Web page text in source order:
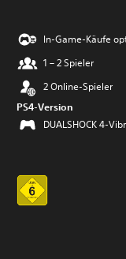
In-Game-Käufe
1 – 2 Spieler
2 Online-Spieler
PS4-Version
DUALSHOCK 4-